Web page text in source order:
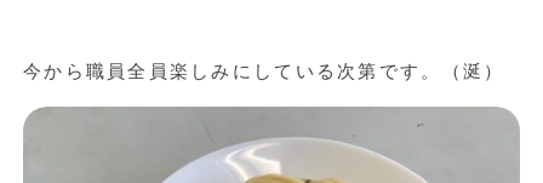
今から職員全員楽しみにしている次第です。（涎）